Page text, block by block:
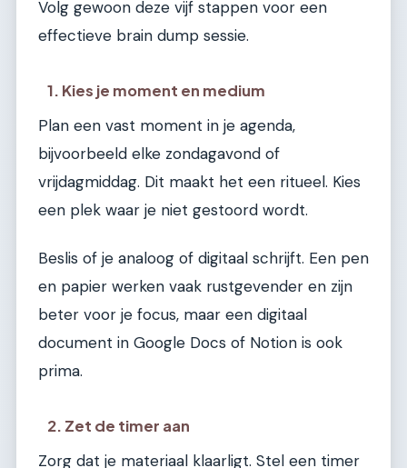
Volg gewoon deze vijf stappen voor een
effectieve brain dump sessie.
1. Kies je moment en medium
Plan een vast moment in je agenda,
bijvoorbeeld elke zondagavond of
vrijdagmiddag. Dit maakt het een ritueel. Kies
een plek waar je niet gestoord wordt.
Beslis of je analoog of digitaal schrijft. Een pen
en papier werken vaak rustgevender en zijn
beter voor je focus, maar een digitaal
document in Google Docs of Notion is ook
prima.
2. Zet de timer aan
Zorg dat je materiaal klaarligt. Stel een timer